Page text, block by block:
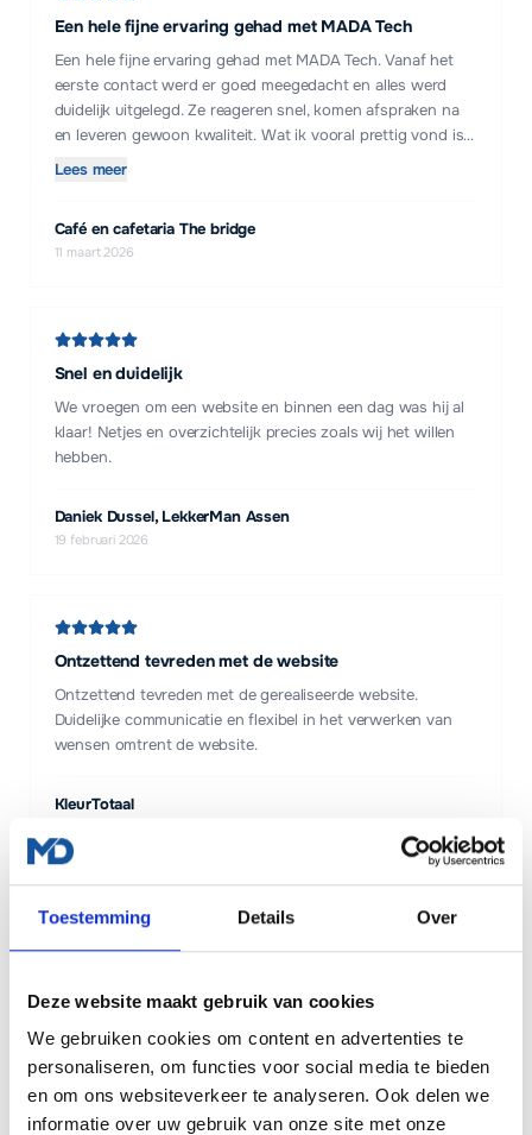
Toestemming Details Over
Deze website maakt gebruik van cookies
We gebruiken cookies om content en advertenties te
personaliseren, om functies voor social media te bieden
en om ons websiteverkeer te analyseren. Ook delen we
informatie over uw gebruik van onze site met onze
Een hele fijne ervaring gehad met MADA Tech
Een hele fijne ervaring gehad met MADA Tech. Vanaf het
eerste contact werd er goed meegedacht en alles werd
duidelijk uitgelegd. Ze reageren snel, komen afspraken na
en leveren gewoon kwaliteit. Wat ik vooral prettig vond is
dat ze niet alleen uitvoeren wat je vraagt, maar ook met
betrouwbaar en prettig om mee samen te werken. Zeker
een aanrader voor iedereen die een goede websitebouwer
Lees meer
Café en cafetaria The bridge
11 maart 2026
Snel en duidelijk
We vroegen om een website en binnen een dag was hij al
klaar! Netjes en overzichtelijk precies zoals wij het willen
hebben.
Daniek Dussel, LekkerMan Assen
19 februari 2026
Ontzettend tevreden met de website
Ontzettend tevreden met de gerealiseerde website.
Duidelijke communicatie en flexibel in het verwerken van
wensen omtrent de website.
KleurTotaal
Goede service!
en behouden goed contact. Denkt ook mee in de verdere
ontwikkeling van onze startende onderneming op gebied
van administratie en online vindbaarheid.
Lees meer